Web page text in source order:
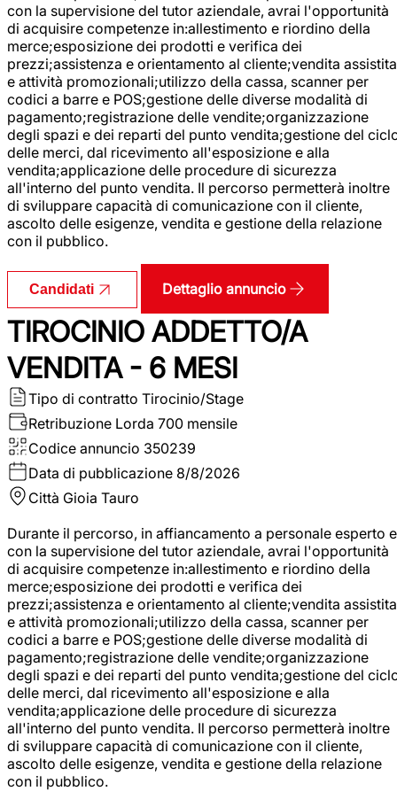
con la supervisione del tutor aziendale, avrai l'opportunità
di acquisire competenze in:allestimento e riordino della
merce;esposizione dei prodotti e verifica dei
prezzi;assistenza e orientamento al cliente;vendita assistita
e attività promozionali;utilizzo della cassa, scanner per
codici a barre e POS;gestione delle diverse modalità di
pagamento;registrazione delle vendite;organizzazione
degli spazi e dei reparti del punto vendita;gestione del
delle merci, dal ricevimento all'esposizione e alla
vendita;applicazione delle procedure di sicurezza
all'interno del punto vendita. Il percorso permetterà inoltre
di sviluppare capacità di comunicazione con il cliente,
ascolto delle esigenze, vendita e gestione della relazione
con il pubblico.
Candidati Dettaglio annuncio
TIROCINIO ADDETTO/A
VENDITA - 6 MESI
Tipo di contratto Tirocinio/Stage
Retribuzione Lorda 700 mensile
Codice annuncio 350239
Data di pubblicazione 8/8/2026
Città Gioia Tauro
Durante il percorso, in affiancamento a personale esperto e
con la supervisione del tutor aziendale, avrai l'opportunità
di acquisire competenze in:allestimento e riordino della
merce;esposizione dei prodotti e verifica dei
prezzi;assistenza e orientamento al cliente;vendita assistita
e attività promozionali;utilizzo della cassa, scanner per
codici a barre e POS;gestione delle diverse modalità di
pagamento;registrazione delle vendite;organizzazione
degli spazi e dei reparti del punto vendita;gestione del
delle merci, dal ricevimento all'esposizione e alla
vendita;applicazione delle procedure di sicurezza
all'interno del punto vendita. Il percorso permetterà inoltre
di sviluppare capacità di comunicazione con il cliente,
ascolto delle esigenze, vendita e gestione della relazione
con il pubblico.